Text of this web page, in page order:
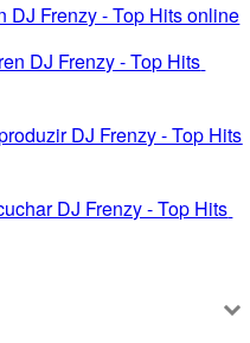
DJ Frenzy - Top Hits online
DJ Frenzy - Top Hits
DJ Frenzy - Top Hits
DJ Frenzy - Top Hits